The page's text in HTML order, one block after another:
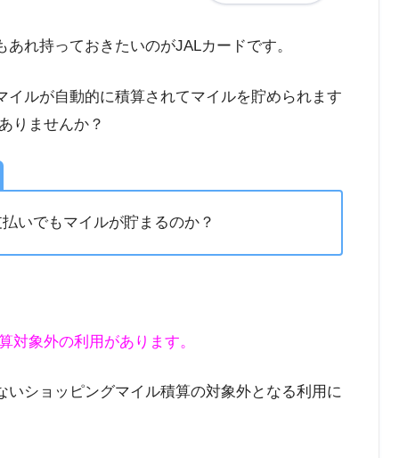
れ持っておきたいのがJALカードです。
ルが自動的に積算されてマイルを貯められます
りませんか？
いでもマイルが貯まるのか？
対象外の利用があります。
ショッピングマイル積算の対象外となる利用に